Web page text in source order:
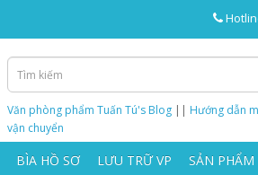
Văn phòng phẩm Tuấn Tú's Blog || Hướng dẫn
vận chuyển
BÌA HỒ SƠ LƯU TRỮ VP SẢN PHẨM